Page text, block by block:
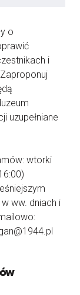
o
i
uzupełniane
wtorki
ww. dniach i